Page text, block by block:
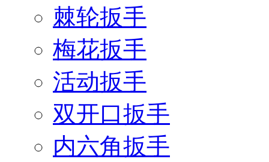
棘轮扳手
梅花扳手
活动扳手
双开口扳手
内六角扳手